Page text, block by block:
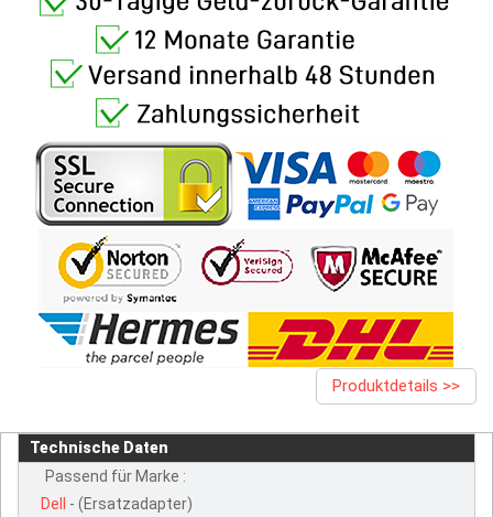
Produktdetails >>
Technische Daten
Passend für Marke :
Dell - (Ersatzadapter)